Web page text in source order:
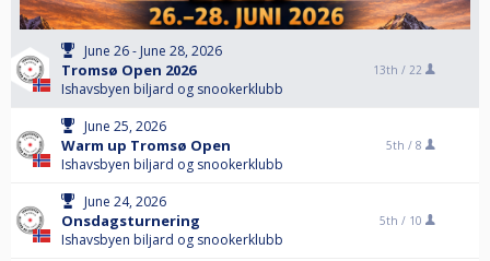
June 26 - June 28, 2026
Tromsø Open 2026
Ishavsbyen biljard og snookerklubb
13th / 22
June 25, 2026
Warm up Tromsø Open
Ishavsbyen biljard og snookerklubb
5th / 8
June 24, 2026
Onsdagsturnering
Ishavsbyen biljard og snookerklubb
5th / 10